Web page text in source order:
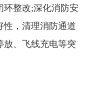
环整改;深化消防安
性，清理消防通道
放、飞线充电等突